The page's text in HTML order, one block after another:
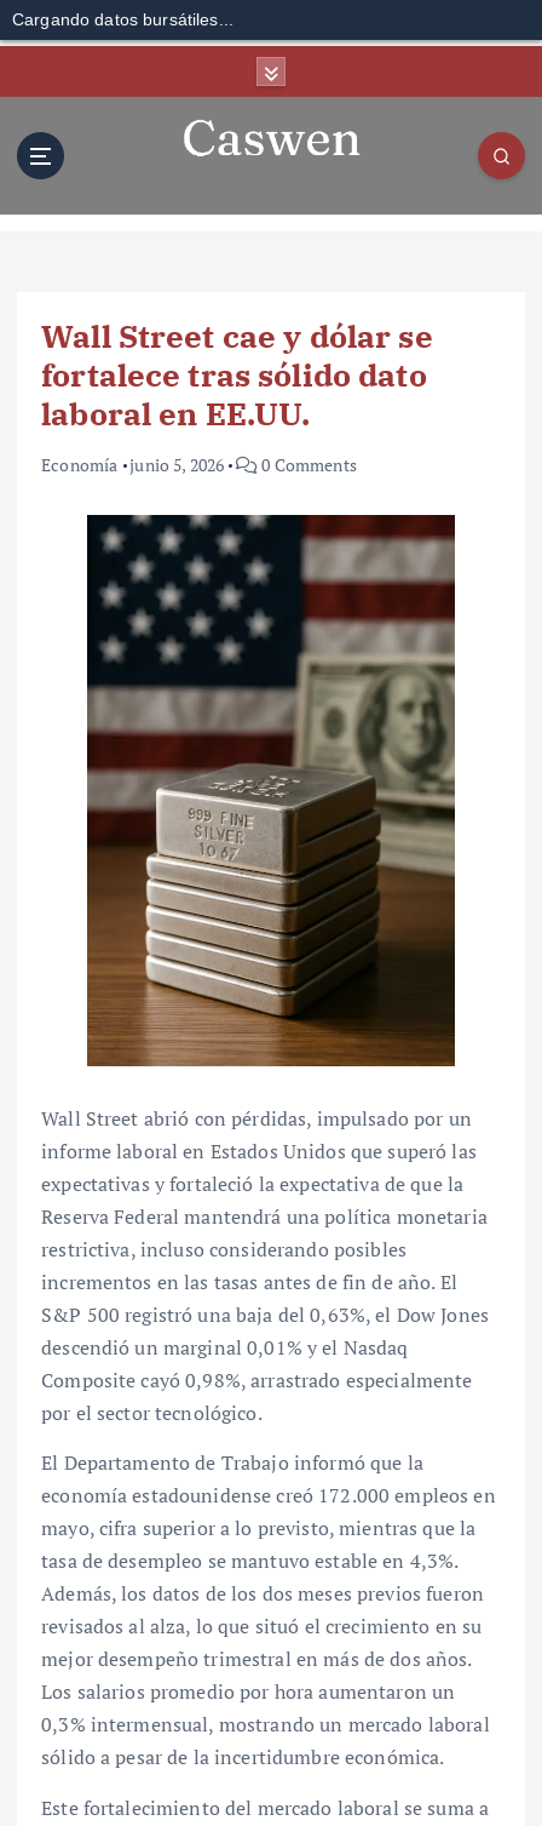
Cargando datos bursátiles...
Wall Street cae y dólar se
fortalece tras sólido dato
laboral en EE.UU.
Economía junio 5, 2026 0 Comments
Wall Street abrió con pérdidas, impulsado por un
informe laboral en Estados Unidos que superó las
expectativas y fortaleció la expectativa de que la
Reserva Federal mantendrá una política monetaria
restrictiva, incluso considerando posibles
incrementos en las tasas antes de fin de año. El
S&P 500 registró una baja del 0,63%, el Dow Jones
descendió un marginal 0,01% y el Nasdaq
Composite cayó 0,98%, arrastrado especialmente
por el sector tecnológico.
El Departamento de Trabajo informó que la
economía estadounidense creó 172.000 empleos en
mayo, cifra superior a lo previsto, mientras que la
tasa de desempleo se mantuvo estable en 4,3%.
Además, los datos de los dos meses previos fueron
revisados al alza, lo que situó el crecimiento en su
mejor desempeño trimestral en más de dos años.
Los salarios promedio por hora aumentaron un
0,3% intermensual, mostrando un mercado laboral
sólido a pesar de la incertidumbre económica.
Este fortalecimiento del mercado laboral se suma a